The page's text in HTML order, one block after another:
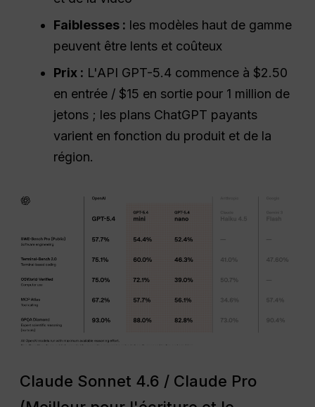
Faiblesses : les modèles haut de gamme
peuvent être lents et coûteux
Prix : L'API GPT-5.4 commence à $2.50
en entrée / $15 en sortie pour 1 million de
jetons ; les plans ChatGPT payants
varient en fonction du produit et de la
région.
Claude Sonnet 4.6 / Claude Pro